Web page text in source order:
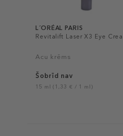
L´ORÉAL PARIS
Revitalift Laser X3 Eye
Acu krēms
Šobrīd nav
15 ml (1,33 € / 1 ml)